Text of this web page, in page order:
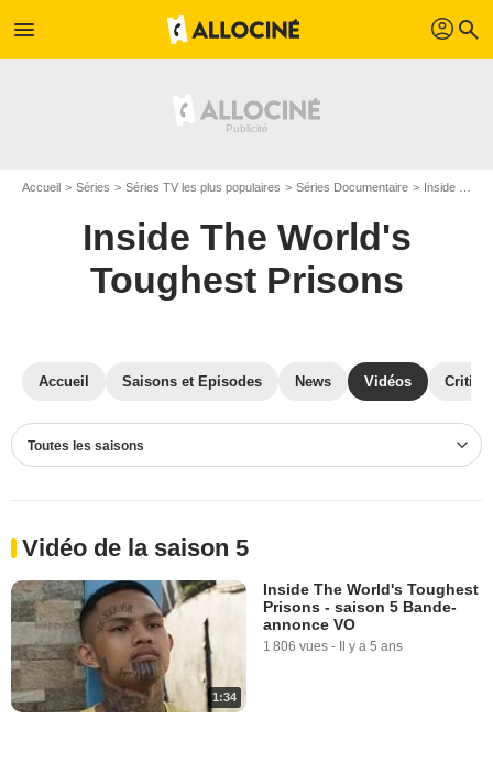
menu profil search
Accueil Séries Séries TV les plus populaires Séries Documentaire Inside The World's Toughest Prisons
Inside The World's
Toughest Prisons
Accueil Saisons et Episodes News Vidéos
Toutes les saisons
Vidéo de la saison 5
1:34
Inside The World's Toughest
Prisons - saison 5 Bande-
annonce VO
1 806 vues - Il y a 5 ans